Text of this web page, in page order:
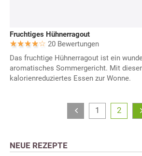
Fruchtiges Hühnerragout
20 Bewertungen
Das fruchtige Hühnerragout ist ein
aromatisches Sommergericht. Mit
kalorienreduziertes Essen zur Wonne.
1 2
NEUE REZEPTE